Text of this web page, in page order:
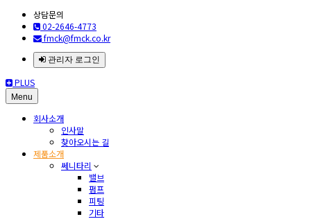
상담문의
02-2646-4773
fmck@fmck.co.kr
관리자 로그인
PLUS
Menu
회사소개
인사말
찾아오시는 길
제품소개
쎄니타리
밸브
펌프
피팅
기타